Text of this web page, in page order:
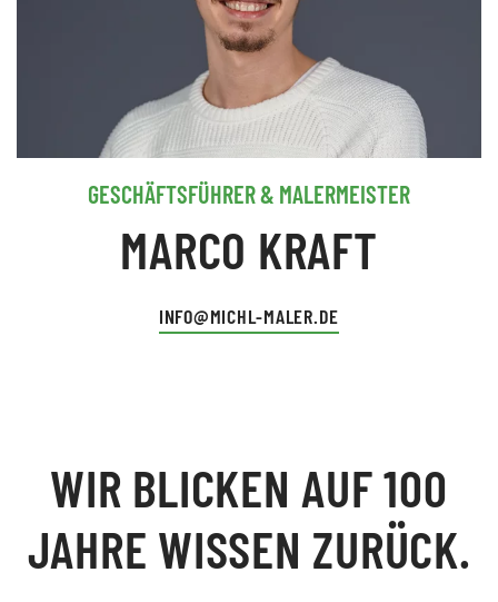
GESCHÄFTSFÜHRER & MALERMEISTER
MARCO KRAFT
INFO@MICHL-MALER.DE
WIR BLICKEN AUF 100
JAHRE WISSEN ZURÜCK.